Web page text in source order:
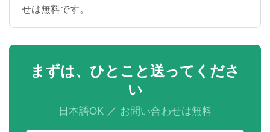
せは無料です。
まずは、ひとこと送ってくださ
い
日本語OK ／ お問い合わせは無料